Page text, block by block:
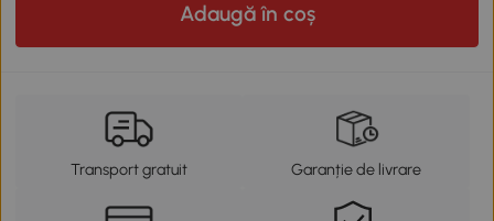
Adaugă în coș
Transport gratuit Garanție de livrare